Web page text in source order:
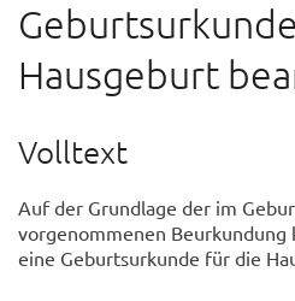
Hausgeburt
Volltext
Auf der Grundlage der im
vorgenommenen Beurkundung
eine Geburtsurkunde für die